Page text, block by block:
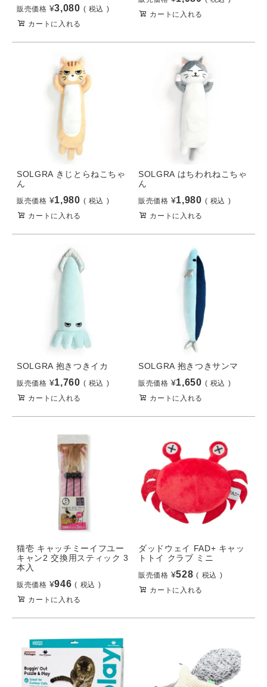
販売価格 ¥3,080
税込
カートに入れる
カートに入れる
SOLGRA きじとらねこちゃ
ん
販売価格 ¥1,980
税込
カートに入れる
SOLGRA はちわれねこちゃ
ん
販売価格 ¥1,980
税込
カートに入れる
SOLGRA 抱きつきイカ
販売価格 ¥1,760
税込
カートに入れる
SOLGRA 抱きつきサンマ
販売価格 ¥1,650
税込
カートに入れる
猫壱 キャッチミーイフユー
キャン2 交換用スティック 3
本入
販売価格 ¥946
税込
カートに入れる
ダッドウェイ FAD+ キャッ
トトイ クラブ ミニ
販売価格 ¥528
税込
カートに入れる